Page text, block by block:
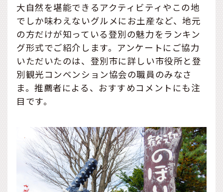
大自然を堪能できるアクティビティやこの地
でしか味わえないグルメにお土産など、地元
の方だけが知っている登別の魅力をランキン
グ形式でご紹介します。アンケートにご協力
いただいたのは、登別市に詳しい市役所と登
別観光コンベンション協会の職員のみなさ
ま。推薦者による、おすすめコメントにも注
目です。